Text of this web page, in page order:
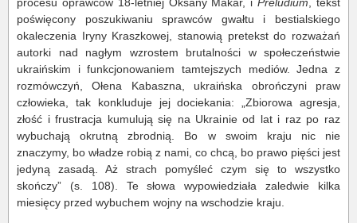
poświęcony poszukiwaniu sprawców gwałtu i bestialskiego
okaleczenia Iryny Kraszkowej, stanowią pretekst do rozważań
autorki nad nagłym wzrostem brutalności w społeczeństwie
ukraińskim i funkcjonowaniem tamtejszych mediów. Jedna z
rozmówczyń, Ołena Kabaszna, ukraińska obrończyni praw
człowieka, tak konkluduje jej dociekania: „Zbiorowa agresja,
złość i frustracja kumulują się na Ukrainie od lat i raz po raz
wybuchają okrutną zbrodnią. Bo w swoim kraju nic nie
znaczymy, bo władze robią z nami, co chcą, bo prawo pięści jest
jedyną zasadą. Aż strach pomyśleć czym się to wszystko
skończy” (s. 108). Te słowa wypowiedziała zaledwie kilka
miesięcy przed wybuchem wojny na wschodzie kraju.